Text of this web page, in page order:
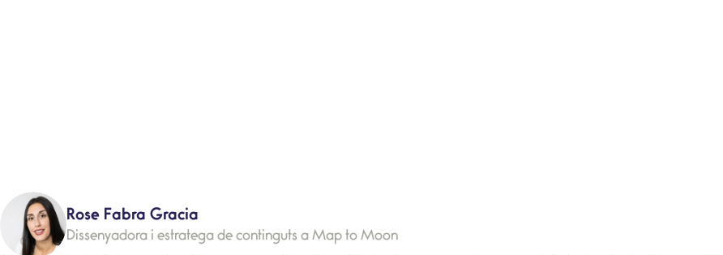
Rose Fabra Gracia
Dissenyadora i estratega de continguts a Map to Moon